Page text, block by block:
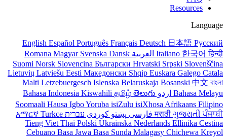
Resources
Language
English Español Português Français Deutsch 日本語 Русский
Italiano 한국어हिन्दी العربية Romana Magyar Svenska Dansk
Suomi Norsk Slovencina Български Hrvatski Srpski Slovenščina
Lietuvių Latviešu Eesti Македонски Shqip Euskara Galego Catala
Malti Letzebuergesch Islenska Belaruskaja Bosanski 中文 বাংলা
Bahasa Melayu اردو Bahasa Indonesia Kiswahili தமிழ் తెలుగు
Soomaali Hausa IgboYoruba isiZulu isiXhosa Afrikaans Filipino
मराठी ગુજરાતીਪੰਜਾਬੀ فارسی پښتو کوردی עברית አማርኛ Turkce
Tieng Viet Thai Polski Ukrainska Nederlands Ellinika Cestina
Cebuano Basa Jawa Basa Sunda Malagasy Chichewa Kreyol